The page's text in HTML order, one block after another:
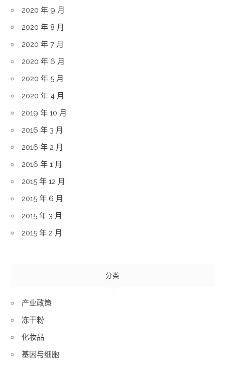
2020 年 9 月
2020 年 8 月
2020 年 7 月
2020 年 6 月
2020 年 5 月
2020 年 4 月
2019 年 10 月
2016 年 3 月
2016 年 2 月
2016 年 1 月
2015 年 12 月
2015 年 6 月
2015 年 3 月
2015 年 2 月
分类
产业政策
冻干粉
化妆品
基因与细胞